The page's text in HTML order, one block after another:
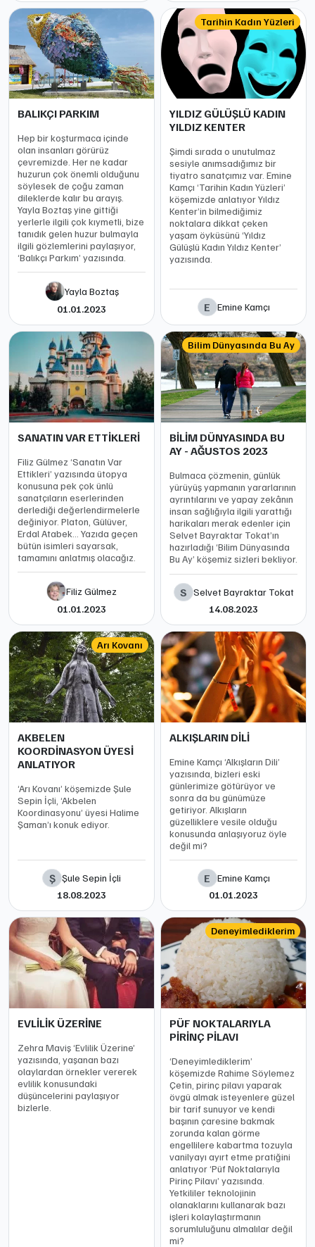
BALIKÇI PARKIM
Hep bir koşturmaca içinde
olan insanları görürüz
çevremizde. Her ne kadar
huzurun çok önemli olduğunu
söylesek de çoğu zaman
dileklerde kalır bu arayış.
Yayla Boztaş yine gittiği
yerlerle ilgili çok kıymetli, bize
tanıdık gelen huzur bulmayla
ilgili gözlemlerini paylaşıyor,
‘Balıkçı Parkım’ yazısında.
Yayla Boztaş
01.01.2023
Tarihin Kadın Yüzleri
YILDIZ GÜLÜŞLÜ KADIN
YILDIZ KENTER
Şimdi sırada o unutulmaz
sesiyle anımsadığımız bir
tiyatro sanatçımız var. Emine
Kamçı ‘Tarihin Kadın Yüzleri’
köşemizde anlatıyor Yıldız
Kenter’in bilmediğimiz
noktalara dikkat çeken
yaşam öyküsünü ‘Yıldız
Gülüşlü Kadın Yıldız Kenter’
yazısında.
E Emine Kamçı
SANATIN VAR ETTİKLERİ
Filiz Gülmez ‘Sanatın Var
Ettikleri’ yazısında ütopya
konusuna pek çok ünlü
sanatçıların eserlerinden
derlediği değerlendirmelerle
değiniyor. Platon, Gülüver,
Erdal Atabek… Yazıda geçen
bütün isimleri sayarsak,
tamamını anlatmış olacağız.
Filiz Gülmez
01.01.2023
Bilim Dünyasında Bu Ay
BİLİM DÜNYASINDA BU
AY - AĞUSTOS 2023
Bulmaca çözmenin, günlük
yürüyüş yapmanın yararlarının
ayrıntılarını ve yapay zekânın
insan sağlığıyla ilgili yarattığı
harikaları merak edenler için
Selvet Bayraktar Tokat’ın
hazırladığı ‘Bilim Dünyasında
Bu Ay’ köşemiz sizleri bekliyor.
S Selvet Bayraktar Tokat
14.08.2023
Arı Kovanı
AKBELEN
KOORDİNASYON ÜYESİ
ANLATIYOR
‘Arı Kovanı’ köşemizde Şule
Sepin İçli, ‘Akbelen
Koordinasyonu’ üyesi Halime
Şaman’ı konuk ediyor.
Ş Şule Sepin İçli
18.08.2023
ALKIŞLARIN DİLİ
Emine Kamçı ‘Alkışların Dili’
yazısında, bizleri eski
günlerimize götürüyor ve
sonra da bu günümüze
getiriyor. Alkışların
güzelliklere vesile olduğu
konusunda anlaşıyoruz öyle
değil mi?
E
Emine Kamçı
01.01.2023
EVLİLİK ÜZERİNE
Zehra Maviş ‘Evlilik Üzerine’
yazısında, yaşanan bazı
olaylardan örnekler vererek
evlilik konusundaki
düşüncelerini paylaşıyor
bizlerle.
Deneyimlediklerim
PÜF NOKTALARIYLA
PİRİNÇ PİLAVI
‘Deneyimlediklerim’
köşemizde Rahime Söylemez
Çetin, pirinç pilavı yaparak
övgü almak isteyenlere güzel
bir tarif sunuyor ve kendi
başının çaresine bakmak
zorunda kalan görme
engellilere kabartma tozuyla
vanilyayı ayırt etme pratiğini
anlatıyor ‘Püf Noktalarıyla
Pirinç Pilavı’ yazısında.
Yetkililer teknolojinin
olanaklarını kullanarak bazı
işleri kolaylaştırmanın
sorumluluğunu almalılar değil
mi?